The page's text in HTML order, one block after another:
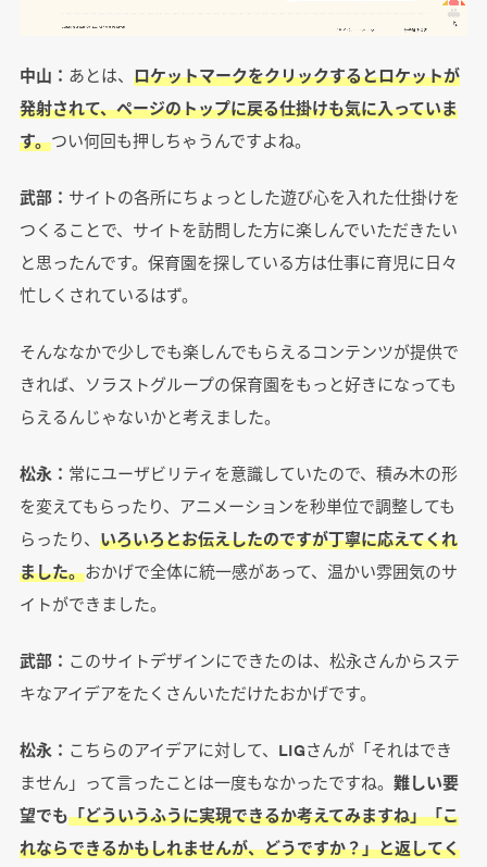
中山： あとは、 ロケットマークをクリックするとロケットが
発射されて、ページのトップに戻る仕掛けも気に入っていま
す。つい何回も押しちゃうんですよね。
武部： サイトの各所にちょっとした遊び心を入れた仕掛けを
つくることで、サイトを訪問した方に楽しんでいただきたい
と思ったんです。保育園を探している方は仕事に育児に日々
忙しくされているはず。
そんななかで少しでも楽しんでもらえるコンテンツが提供で
きれば、ソラストグループの保育園をもっと好きになっても
らえるんじゃないかと考えました。
松永： 常にユーザビリティを意識していたので、積み木の形
を変えてもらったり、アニメーションを秒単位で調整しても
らったり、 いろいろとお伝えしたのですが丁寧に応えてくれ
ました。おかげで全体に統一感があって、温かい雰囲気のサ
イトができました。
武部： このサイトデザインにできたのは、松永さんからステ
キなアイデアをたくさんいただけたおかげです。
松永： こちらのアイデアに対して、LIGさんが「それはでき
ません」って言ったことは一度もなかったですね。 難しい要
望でも「どういうふうに実現できるか考えてみますね」「こ
れならできるかもしれませんが、どうですか？」と返してく